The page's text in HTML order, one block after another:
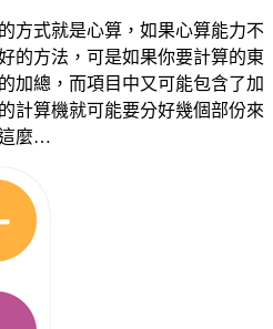
方式就是心算，如果心算能力不
的方法，可是如果你要計算的東
加總，而項目中又可能包含了加
計算機就可能要分好幾個部份來
麼…